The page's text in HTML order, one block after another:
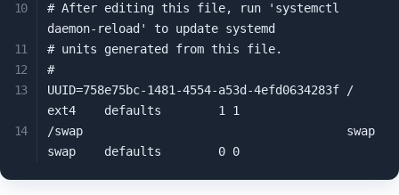
# After editing this file, run 'systemctl
daemon-reload' to update systemd
# units generated from this file.
#
UUID=758e75bc-1481-4554-a53d-4efd0634283f /
ext4    defaults        1 1
/swap                                     swap
swap    defaults        0 0